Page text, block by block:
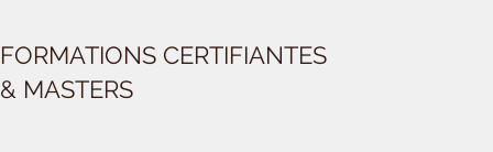
FORMATIONS CERTIFIANTES
& MASTERS